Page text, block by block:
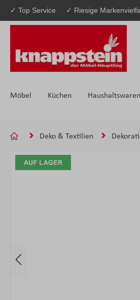
Hauptinhalt springen
Zur Suche springen
Zur Hauptnavigation springen
✓ Top Service ✓ Riesige
Möbel Küchen Haushaltswaren
Deko & Textilien
Bildergalerie überspringen